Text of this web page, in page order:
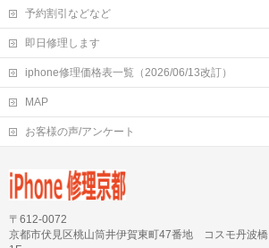
予約割引などなど
即日修理します
iphone修理価格表一覧（2026/06/13改訂）
MAP
お客様の声/アンケート
〒612-0072
京都市伏見区桃山筒井伊賀東町47番地 コスモ丹波橋